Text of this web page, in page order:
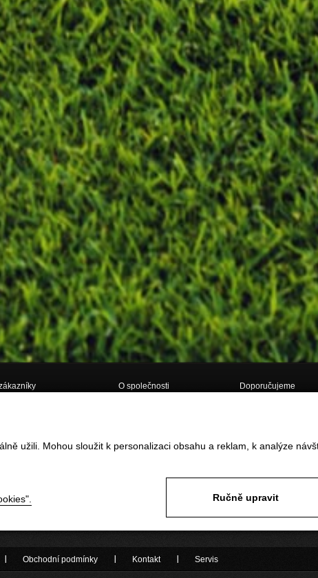
užili. Mohou sloužit k personalizaci obsahu a reklam, k analýze
Ručně upravit
podmínky
od smlouvy ONLINE
O společnosti
Kontakt
Doporučujeme
Obchodní podmínky Kontakt Servis